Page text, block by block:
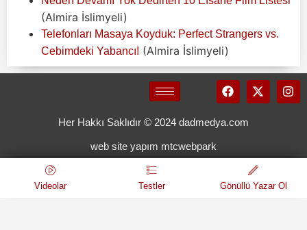
(Almira İslimyeli)
Telefonları Masaya Koyduk: Perfect Strangers vs.
Cebimdeki Yabancı! (Almira İslimyeli)
Her Hakkı Saklıdır © 2024 dadmedya.com
web site yapım mtcwebpark
Videolar Testler Gönüllü Yazar Ol